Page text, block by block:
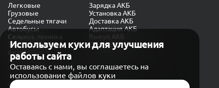
Используем куки для улучшения
работы сайта
Оставаясь с нами, вы соглашаетесь на
использование файлов куки
Легковые
Грузовые
Седельные тягачи
Автобусы
Сельхоз. техника
Экскаваторы
Автокраны
Зарядка АКБ
Установка АКБ
Доставка АКБ
Адаптация АКБ
Выкуп АКБ
Проверка генератора
Политика конфиденциальности
Обработка персональных данных
Согласие на обработку в «Яндекс.Метрика»
Карта сайта